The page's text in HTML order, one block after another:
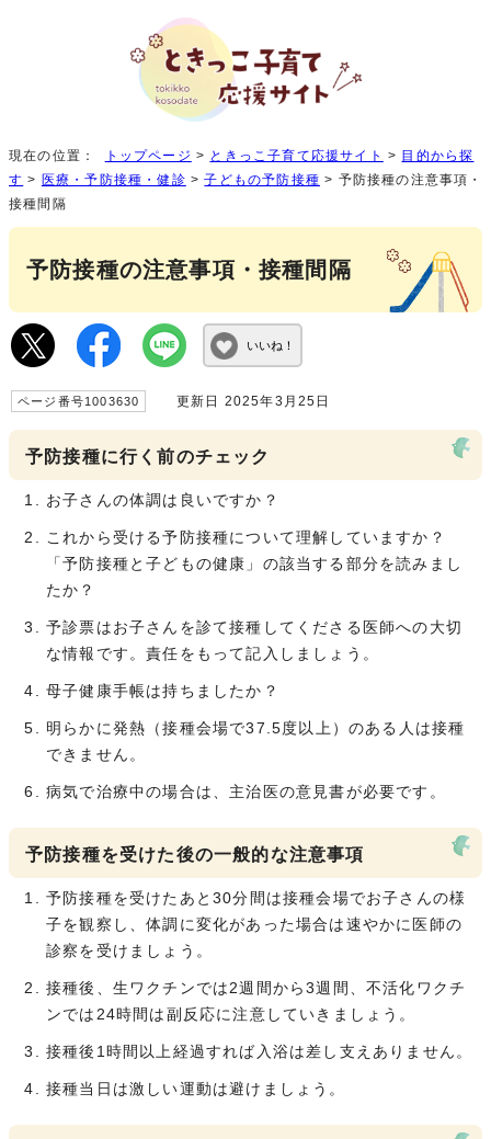
現在の位置： トップページ > ときっこ子育て応援サイト > 目的から探
す > 医療・予防接種・健診 >子どもの予防接種 > 予防接種の注意事項・
接種間隔
予防接種の注意事項・接種間隔
いいね！
ページ番号1003630 更新日 2025年3月25日
予防接種に行く前のチェック
お子さんの体調は良いですか？
これから受ける予防接種について理解していますか？
「予防接種と子どもの健康」の該当する部分を読みまし
たか？
予診票はお子さんを診て接種してくださる医師への大切
な情報です。責任をもって記入しましょう。
母子健康手帳は持ちましたか？
明らかに発熱（接種会場で37.5度以上）のある人は接種
できません。
病気で治療中の場合は、主治医の意見書が必要です。
予防接種を受けた後の一般的な注意事項
予防接種を受けたあと30分間は接種会場でお子さんの様
子を観察し、体調に変化があった場合は速やかに医師の
診察を受けましょう。
接種後、生ワクチンでは2週間から3週間、不活化ワクチ
ンでは24時間は副反応に注意していきましょう。
接種後1時間以上経過すれば入浴は差し支えありません。
接種当日は激しい運動は避けましょう。